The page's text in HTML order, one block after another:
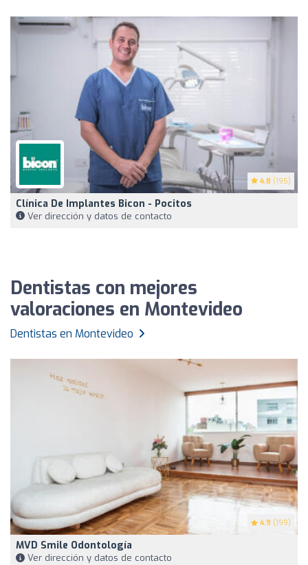
4.8 (195)
Clínica De Implantes Bicon - Pocitos
Ver dirección y datos de contacto
Dentistas con mejores
valoraciones en Montevideo
Dentistas en Montevideo
4.9 (199)
MVD Smile Odontología
Ver dirección y datos de contacto